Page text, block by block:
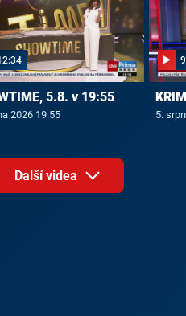
5.8. v 19:55
2026 19:55 5.
Další videa